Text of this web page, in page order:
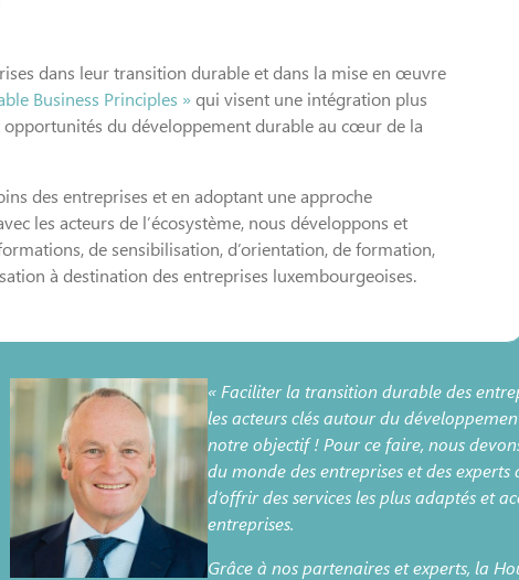
dans leur transition durable et dans la mise en œuvre
Business Principles »qui visent une intégration plus
opportunités du développement durable au cœur de la
des entreprises et en adoptant une approche
les acteurs de l’écosystème, nous développons et
de sensibilisation, d’orientation, de formation,
à destination des entreprises luxembourgeoises.
« Faciliter la transition durable des
les acteurs clés autour du
notre objectif ! Pour ce faire, nous
du monde des entreprises et des
d’offrir des services les plus adaptés et
entreprises.
Grâce à nos partenaires et experts, la